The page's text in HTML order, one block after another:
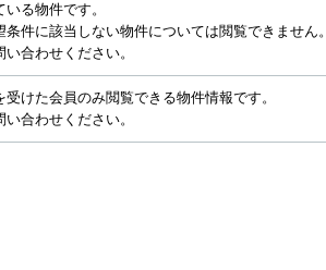
る物件です。
件に該当しない物件については閲覧できません。
合わせください。
けた会員のみ閲覧できる物件情報です。
合わせください。